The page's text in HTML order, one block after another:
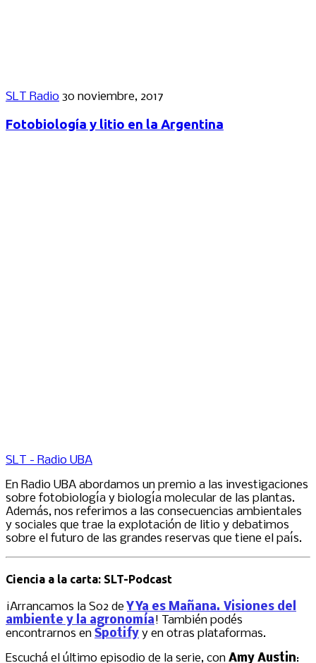
SLT Radio 30 noviembre, 2017
Fotobiología y litio en la Argentina
SLT - Radio UBA
En Radio UBA abordamos un premio a las investigaciones
sobre fotobiología y biología molecular de las plantas.
Además, nos referimos a las consecuencias ambientales
y sociales que trae la explotación de litio y debatimos
sobre el futuro de las grandes reservas que tiene el país.
Ciencia a la carta: SLT-Podcast
¡Arrancamos la S02 de Y Ya es Mañana. Visiones del
ambiente y la agronomía! También podés
encontrarnos en Spotify y en otras plataformas.
Escuchá el último episodio de la serie, con Amy Austin: